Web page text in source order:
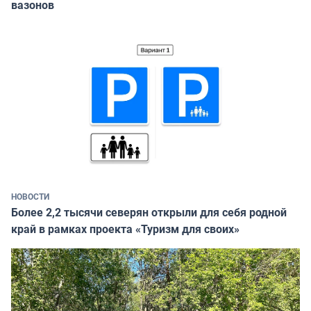
вазонов
НОВОСТИ
Более 2,2 тысячи северян открыли для себя родной
край в рамках проекта «Туризм для своих»